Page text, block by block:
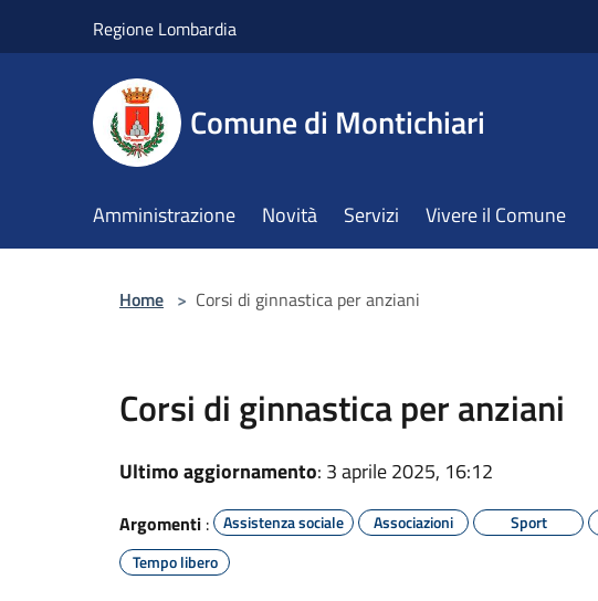
Regione Lombardia
Comune di Montichiari
Amministrazione Novità Servizi Vivere il Comune
Home > Corsi di ginnastica per anziani
Corsi di ginnastica per anziani
Ultimo aggiornamento: 3 aprile 2025, 16:12
Argomenti : Assistenza sociale Associazioni Sport
Tempo libero